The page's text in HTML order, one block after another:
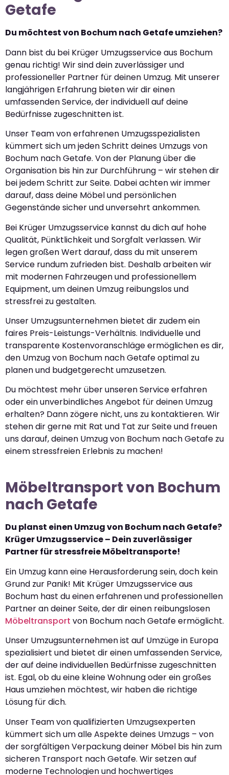
Getafe
Du möchtest von Bochum nach Getafe umziehen?
Dann bist du bei Krüger Umzugsservice aus Bochum
genau richtig! Wir sind dein zuverlässiger und
professioneller Partner für deinen Umzug. Mit unserer
langjährigen Erfahrung bieten wir dir einen
umfassenden Service, der individuell auf deine
Bedürfnisse zugeschnitten ist.
Unser Team von erfahrenen Umzugsspezialisten
kümmert sich um jeden Schritt deines Umzugs von
Bochum nach Getafe. Von der Planung über die
Organisation bis hin zur Durchführung – wir stehen dir
bei jedem Schritt zur Seite. Dabei achten wir immer
darauf, dass deine Möbel und persönlichen
Gegenstände sicher und unversehrt ankommen.
Bei Krüger Umzugsservice kannst du dich auf hohe
Qualität, Pünktlichkeit und Sorgfalt verlassen. Wir
legen großen Wert darauf, dass du mit unserem
Service rundum zufrieden bist. Deshalb arbeiten wir
mit modernen Fahrzeugen und professionellem
Equipment, um deinen Umzug reibungslos und
stressfrei zu gestalten.
Unser Umzugsunternehmen bietet dir zudem ein
faires Preis-Leistungs-Verhältnis. Individuelle und
transparente Kostenvoranschläge ermöglichen es dir,
den Umzug von Bochum nach Getafe optimal zu
planen und budgetgerecht umzusetzen.
Du möchtest mehr über unseren Service erfahren
oder ein unverbindliches Angebot für deinen Umzug
erhalten? Dann zögere nicht, uns zu kontaktieren. Wir
stehen dir gerne mit Rat und Tat zur Seite und freuen
uns darauf, deinen Umzug von Bochum nach Getafe zu
einem stressfreien Erlebnis zu machen!
Möbeltransport von Bochum
nach Getafe
Du planst einen Umzug von Bochum nach Getafe?
Krüger Umzugsservice – Dein zuverlässiger
Partner für stressfreie Möbeltransporte!
Ein Umzug kann eine Herausforderung sein, doch kein
Grund zur Panik! Mit Krüger Umzugsservice aus
Bochum hast du einen erfahrenen und professionellen
Partner an deiner Seite, der dir einen reibungslosen
Möbeltransport von Bochum nach Getafe ermöglicht.
Unser Umzugsunternehmen ist auf Umzüge in Europa
spezialisiert und bietet dir einen umfassenden Service,
der auf deine individuellen Bedürfnisse zugeschnitten
ist. Egal, ob du eine kleine Wohnung oder ein großes
Haus umziehen möchtest, wir haben die richtige
Lösung für dich.
Unser Team von qualifizierten Umzugsexperten
kümmert sich um alle Aspekte deines Umzugs – von
der sorgfältigen Verpackung deiner Möbel bis hin zum
sicheren Transport nach Getafe. Wir setzen auf
moderne Technologien und hochwertiges